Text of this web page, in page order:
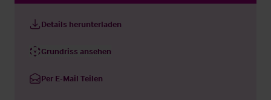
Details herunterladen
Grundriss ansehen
Per E-Mail Teilen